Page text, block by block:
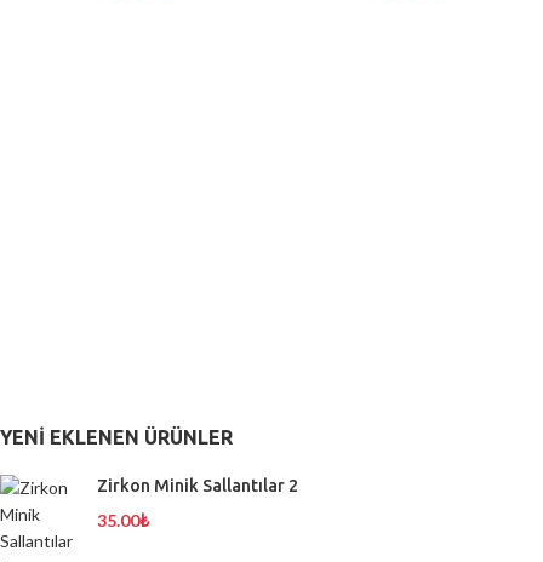
YENI EKLENEN ÜRÜNLER
Zirkon Minik Sallantılar 2
35.00₺